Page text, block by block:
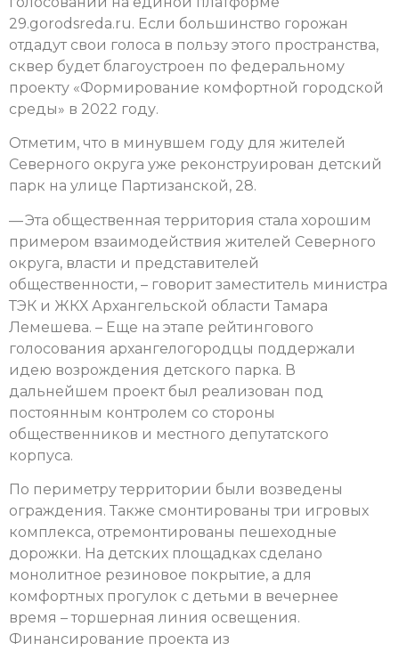
29.gorodsreda.ru. Если большинство горожан
отдадут свои голоса в пользу этого пространства,
сквер будет благоустроен по федеральному
проекту «Формирование комфортной городской
среды» в 2022 году.
Отметим, что в минувшем году для жителей
Северного округа уже реконструирован детский
парк на улице Партизанской, 28.
— Эта общественная территория стала хорошим
примером взаимодействия жителей Северного
округа, власти и представителей
общественности, – говорит заместитель министра
ТЭК и ЖКХ Архангельской области Тамара
Лемешева. – Еще на этапе рейтингового
голосования архангелогородцы поддержали
идею возрождения детского парка. В
дальнейшем проект был реализован под
постоянным контролем со стороны
общественников и местного депутатского
корпуса.
По периметру территории были возведены
ограждения. Также смонтированы три игровых
комплекса, отремонтированы пешеходные
дорожки. На детских площадках сделано
монолитное резиновое покрытие, а для
комфортных прогулок с детьми в вечернее
время – торшерная линия освещения.
Финансирование проекта из